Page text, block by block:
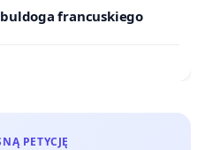
francuskiego
PETYCJĘ